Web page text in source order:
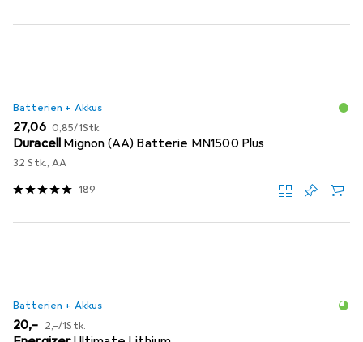
Batterien + Akkus
EUR
27,06 EUR
0,85/1Stk.
Duracell Mignon (AA) Batterie MN1500 Plus
32 Stk., AA
189
Batterien + Akkus
EUR
20,– EUR
2,–/1Stk.